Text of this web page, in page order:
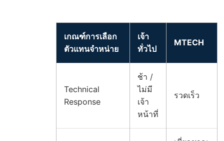
เกณฑ์การเลือก
ตัวแทนจำหน่าย
เจ้า
ทั่วไป
MTECH
Technical
Response
ช้า /
ไม่มี
เจ้า
หน้าที่
รวดเร็ว